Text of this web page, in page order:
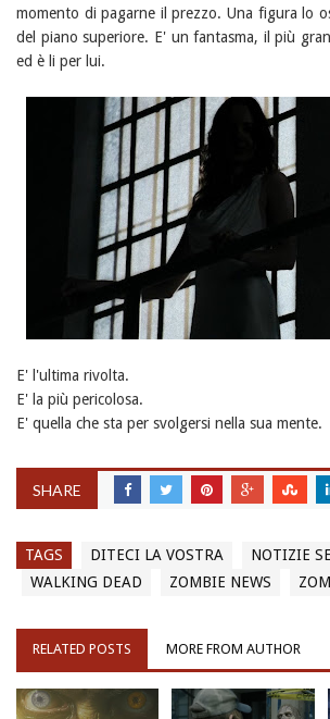
momento di pagarne il prezzo. Una figura lo
del piano superiore. E' un fantasma, il più
ed è li per lui.
E' l'ultima rivolta.
E' la più pericolosa.
E' quella che sta per svolgersi nella sua mente.
SHARE
TAGS DITECI LA VOSTRA
NOTIZIE
WALKING DEAD
ZOMBIE NEWS
RELATED POSTS MORE FROM AUTHOR